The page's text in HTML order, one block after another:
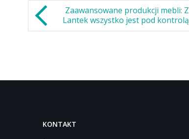
Zaawansowane produkcji mebli: Z
Lantek wszystko jest pod kontrolą
KONTAKT